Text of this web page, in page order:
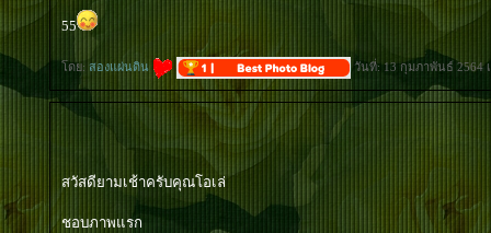
55
ดย: สองแผ่นดิน วันที่: 13 กุมภาพันธ์ 2564
สวัสดียามเช้าครับคุณโอเล่
ชอบภาพแรก